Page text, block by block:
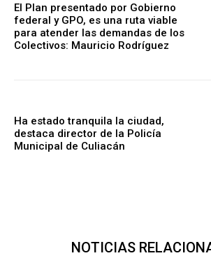
El Plan presentado por Gobierno
federal y GPO, es una ruta viable
para atender las demandas de los
Colectivos: Mauricio Rodríguez
Ha estado tranquila la ciudad,
destaca director de la Policía
Municipal de Culiacán
NOTICIAS